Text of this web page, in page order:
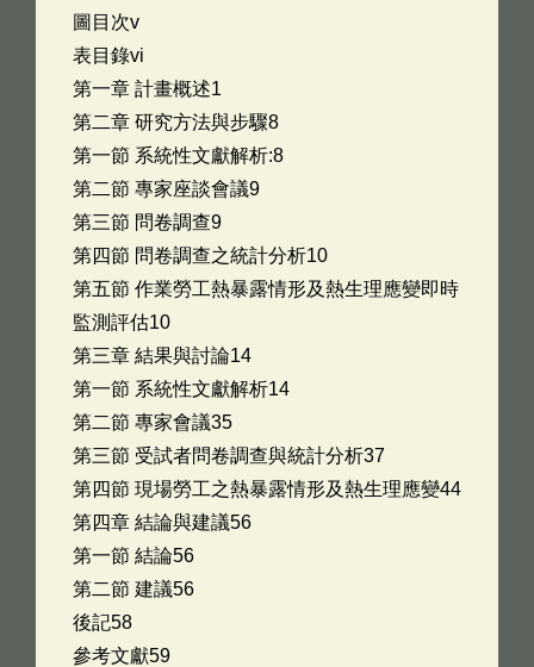
圖目次v
表目錄vi
第一章 計畫概述1
第二章 研究方法與步驟8
第一節 系統性文獻解析:8
第二節 專家座談會議9
第三節 問卷調查9
第四節 問卷調查之統計分析10
第五節 作業勞工熱暴露情形及熱生理應變即時
監測評估10
第三章 結果與討論14
第一節 系統性文獻解析14
第二節 專家會議35
第三節 受試者問卷調查與統計分析37
第四節 現場勞工之熱暴露情形及熱生理應變44
第四章 結論與建議56
第一節 結論56
第二節 建議56
後記58
參考文獻59